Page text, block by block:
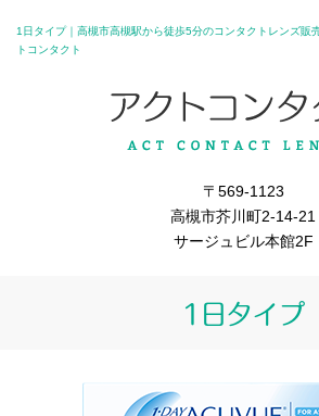
1日タイプ｜高槻市高槻駅から徒歩5分のコンタクトレンズ販
トコンタクト
〒569-1123
高槻市芥川町2-14-21
サージュビル本館2F
1日タイプ